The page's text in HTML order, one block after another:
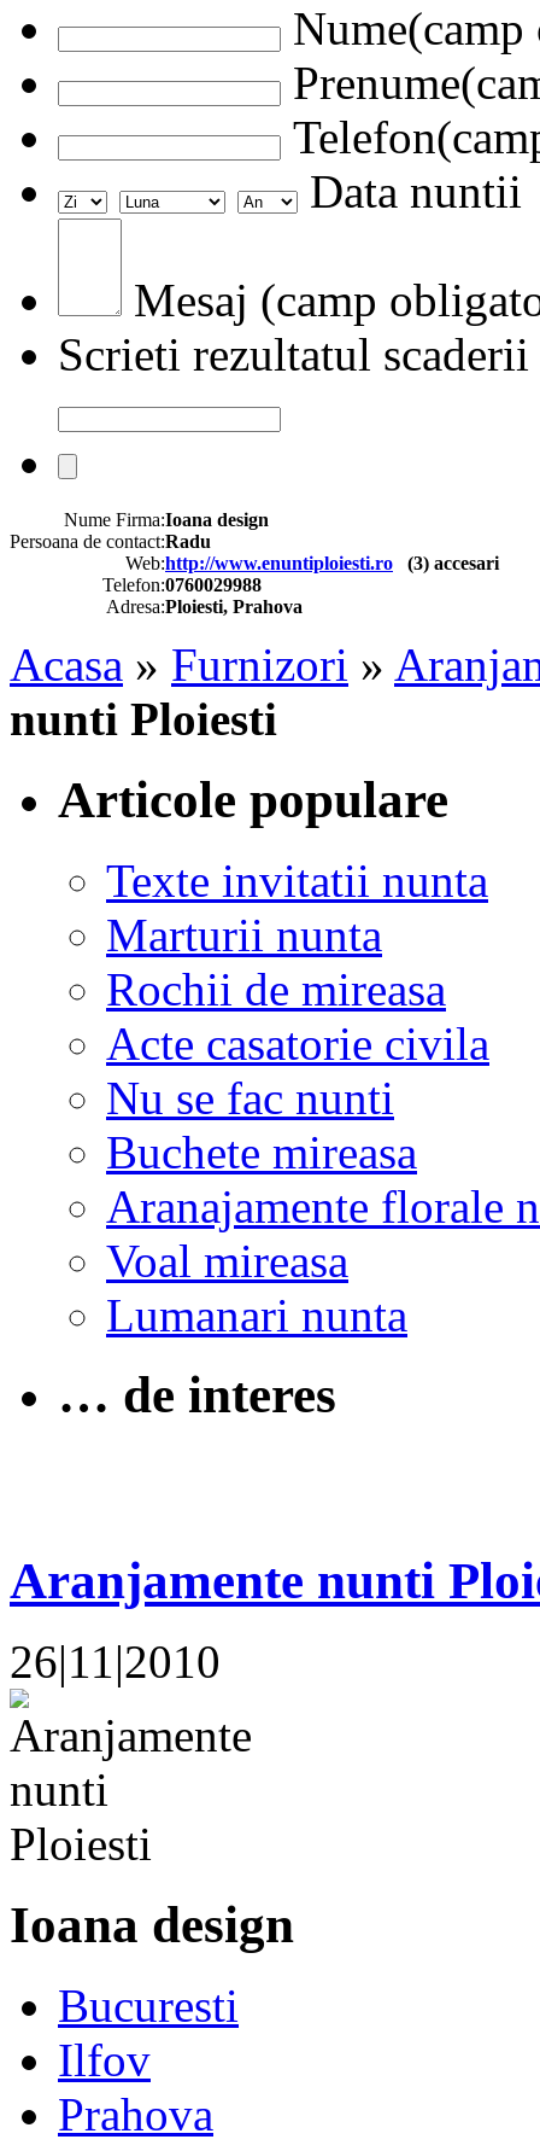
Data nuntii
Mesaj (camp
Scrieti rezultatul scaderii
Nume Firma:Ioana design
Persoana de contact:Radu
Web:http://www.enuntiploiesti.ro (3) accesari
Telefon:0760029988
Adresa:Ploiesti, Prahova
Acasa » Furnizori »
nunti Ploiesti
Articole populare
Texte invitatii nunta
Marturii nunta
Rochii de mireasa
Acte casatorie civila
Nu se fac nunti
Buchete mireasa
Aranajamente florale
Voal mireasa
Lumanari nunta
… de interes
Aranjamente nunti
26|11|2010
Ioana design
Bucuresti
Ilfov
Prahova